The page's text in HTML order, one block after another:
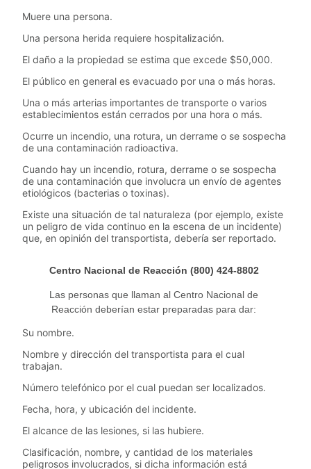
Muere una persona.
Una persona herida requiere hospitalización.
El daño a la propiedad se estima que excede $50,000.
El público en general es evacuado por una o más horas.
Una o más arterias importantes de transporte o varios
establecimientos están cerrados por una hora o más.
Ocurre un incendio, una rotura, un derrame o se sospecha
de una contaminación radioactiva.
Cuando hay un incendio, rotura, derrame o se sospecha
de una contaminación que involucra un envío de agentes
etiológicos (bacterias o toxinas).
Existe una situación de tal naturaleza (por ejemplo, existe
un peligro de vida continuo en la escena de un incidente)
que, en opinión del transportista, debería ser reportado.
Centro Nacional de Reacción (800) 424-8802
Las personas que llaman al Centro Nacional de
Reacción deberían estar preparadas para dar:
Su nombre.
Nombre y dirección del transportista para el cual
trabajan.
Número telefónico por el cual puedan ser localizados.
Fecha, hora, y ubicación del incidente.
El alcance de las lesiones, si las hubiere.
Clasificación, nombre, y cantidad de los materiales
peligrosos involucrados, si dicha información está